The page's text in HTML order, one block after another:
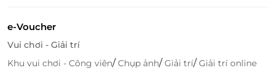
e-Voucher
Vui chơi - Giải trí
Khu vui chơi - Công viên/Chụp ảnh/Giải trí/Giải trí online